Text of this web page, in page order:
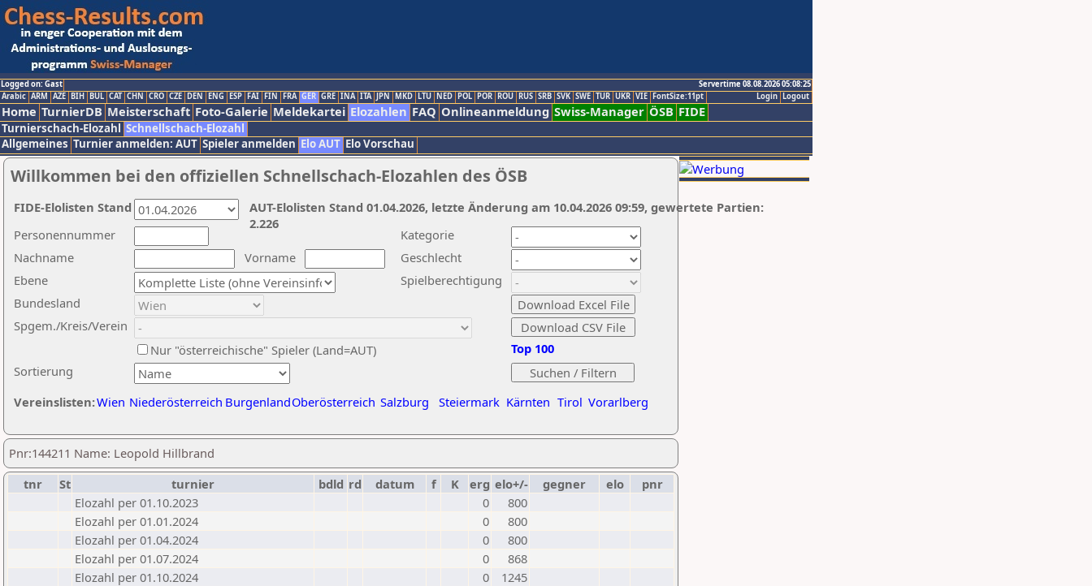
Logged on: Gast
Servertime 08.08.2026 05:08:25
Logout
Login
Arabic ARM AZE BIH BUL CAT CHN CRO CZE DEN ENG ESP FAI FIN FRA GER GRE INA ITA JPN MKD LTU NED POL POR ROU RUS SRB SVK SWE TUR UKR VIE FontSize:11pt
Home TurnierDB Meisterschaft Foto-Galerie Meldekartei Elozahlen FAQ Onlineanmeldung Swiss-Manager ÖSB FIDE
Turnierschach-Elozahl Schnellschach-Elozahl
Allgemeines Turnier anmelden: AUT Spieler anmelden Elo AUT Elo Vorschau
Willkommen bei den offiziellen Schnellschach-Elozahlen des ÖSB
Nachname
Vorname
Ebene
Kategorie
Sortierung
Personennummer
Bundesland
Spgem./Kreis/Verein
Geschlecht
Nur "österreichische" Spieler (Land=AUT)
Spielberechtigung
Vereinslisten:Wien Niederösterreich BurgenlandOberösterreich Salzburg Steiermark Kärnten Tirol Vorarlberg
Top 100
AUT-Elolisten Stand 01.04.2026, letzte Änderung am 10.04.2026 09:59, gewertete Partien:
2.226
FIDE-Elolisten Stand
Pnr:144211 Name: Leopold Hillbrand
tnr
St turnier bdld rd datum f K erg elo+/- gegner elo
pnr
Elozahl per 01.10.2023
0
800
Elozahl per 01.01.2024
0
800
Elozahl per 01.04.2024
0
800
Elozahl per 01.07.2024
0
868
Elozahl per 01.10.2024
0
1245